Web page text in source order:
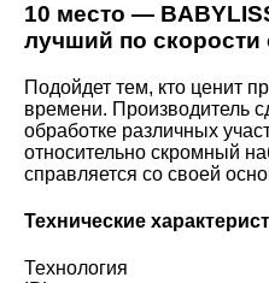
10 место —
лучший по скорости
Подойдет тем, кто ценит
времени. Производитель
обработке различных
относительно скромный
справляется со своей
Технические
Технология